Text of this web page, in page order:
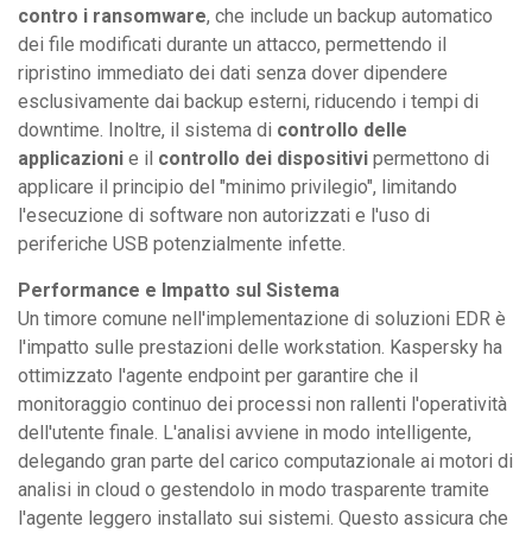
contro i ransomware, che include un backup automatico
dei file modificati durante un attacco, permettendo il
ripristino immediato dei dati senza dover dipendere
esclusivamente dai backup esterni, riducendo i tempi di
downtime. Inoltre, il sistema di controllo delle
applicazioni e il controllo dei dispositivi permettono di
applicare il principio del "minimo privilegio", limitando
l'esecuzione di software non autorizzati e l'uso di
periferiche USB potenzialmente infette.
Performance e Impatto sul Sistema
Un timore comune nell'implementazione di soluzioni EDR è
l'impatto sulle prestazioni delle workstation. Kaspersky ha
ottimizzato l'agente endpoint per garantire che il
monitoraggio continuo dei processi non rallenti l'operatività
dell'utente finale. L'analisi avviene in modo intelligente,
delegando gran parte del carico computazionale ai motori di
analisi in cloud o gestendolo in modo trasparente tramite
l'agente leggero installato sui sistemi. Questo assicura che